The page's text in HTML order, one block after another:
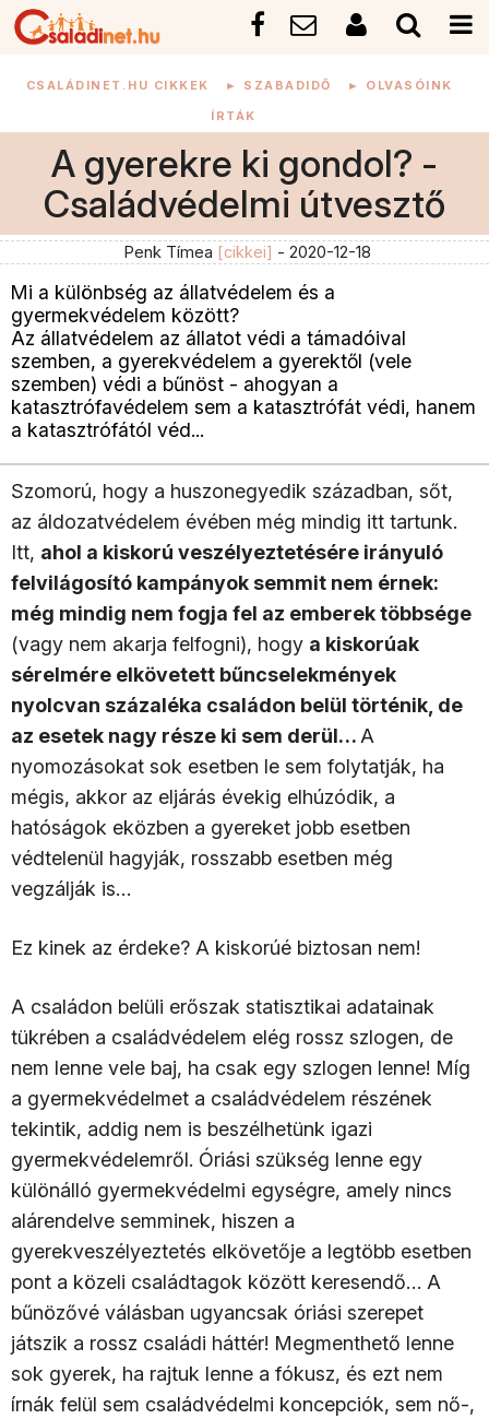
CSALÁDINET.HU CIKKEK ► SZABADIDŐ ► OLVASÓINK
ÍRTÁK
A gyerekre ki gondol? -
Családvédelmi útvesztő
Penk Tímea [cikkei] - 2020-12-18
Mi a különbség az állatvédelem és a
gyermekvédelem között?
Az állatvédelem az állatot védi a támadóival
szemben, a gyerekvédelem a gyerektől (vele
szemben) védi a bűnöst - ahogyan a
katasztrófavédelem sem a katasztrófát védi, hanem
a katasztrófától véd...
Szomorú, hogy a huszonegyedik században, sőt,
az áldozatvédelem évében még mindig itt tartunk.
Itt, ahol a kiskorú veszélyeztetésére irányuló
felvilágosító kampányok semmit nem érnek:
még mindig nem fogja fel az emberek többsége
(vagy nem akarja felfogni), hogy a kiskorúak
sérelmére elkövetett bűncselekmények
nyolcvan százaléka családon belül történik, de
az esetek nagy része ki sem derül… A
nyomozásokat sok esetben le sem folytatják, ha
mégis, akkor az eljárás évekig elhúzódik, a
hatóságok eközben a gyereket jobb esetben
védtelenül hagyják, rosszabb esetben még
vegzálják is…
Ez kinek az érdeke? A kiskorúé biztosan nem!
A családon belüli erőszak statisztikai adatainak
tükrében a családvédelem elég rossz szlogen, de
nem lenne vele baj, ha csak egy szlogen lenne! Míg
a gyermekvédelmet a családvédelem részének
tekintik, addig nem is beszélhetünk igazi
gyermekvédelemről. Óriási szükség lenne egy
különálló gyermekvédelmi egységre, amely nincs
alárendelve semminek, hiszen a
gyerekveszélyeztetés elkövetője a legtöbb esetben
pont a közeli családtagok között keresendő… A
bűnözővé válásban ugyancsak óriási szerepet
játszik a rossz családi háttér! Megmenthető lenne
sok gyerek, ha rajtuk lenne a fókusz, és ezt nem
írnák felül sem családvédelmi koncepciók, sem nő-,